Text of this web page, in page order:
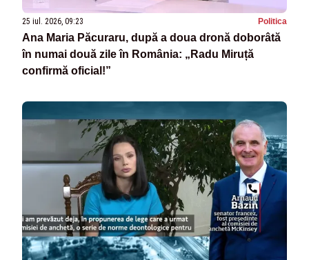
25 iul. 2026, 09:23 Politica
Ana Maria Păcuraru, după a doua dronă doborâtă
în numai două zile în România: „Radu Miruță
confirmă oficial!”